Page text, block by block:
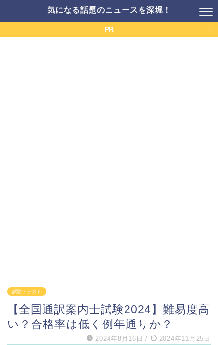
気になる話題のニュースを深堀！
PR
試験・テスト
【全国通訳案内士試験2024】難易度高
い？合格率は低く例年通りか？
2024年8月16日 / 2024年11月25日